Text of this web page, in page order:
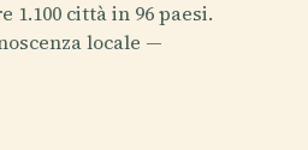
1.100 città in 96 paesi.
locale —